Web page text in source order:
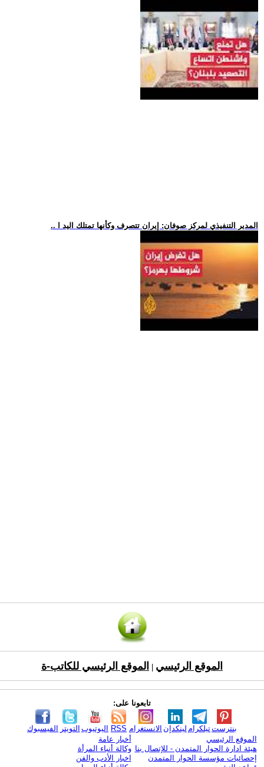
.. المدير التنفيذي لمركز صوفان: إيران تتصرف وكأنها تمتلك اليد ا
الموقع الرئيسي الموقع الرئيسي للكاتب-ة
تابعونا على:
الفيسبوك التويتر اليوتيوب RSS الانستغرام لينكدإن تيلكرامبنترست
الموقع الرئيسي
هيئة ادارة الحوار المتمدن - للإتصال بنا
إحصائيات مؤسسة الحوار المتمدن
أخبار عامة
وكالة أنباء المرأة
اخبار الأدب والفن